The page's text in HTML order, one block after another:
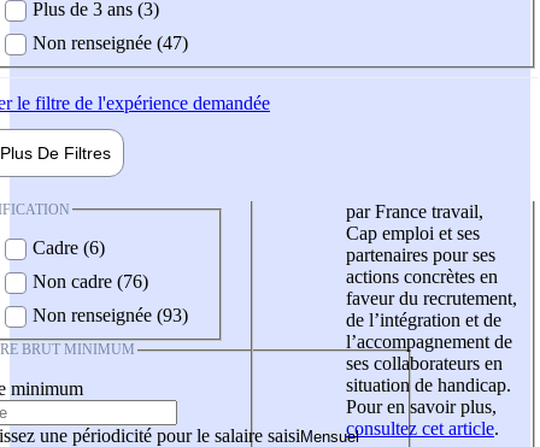
Plus de 3 ans (3)
Non renseignée (47)
le filtre de l'expérience demandée
Plus De Filtres
Cadre (6)
Non cadre (76)
Non renseignée (93)
BRUT MINIMUM
minimum
une périodicité pour le salaire saisi
par France travail,
Cap emploi et ses
partenaires pour ses
actions concrètes en
faveur du recrutement,
de l’intégration et de
l’accompagnement de
ses collaborateurs en
situation de handicap.
Pour en savoir plus,
consultez cet article.